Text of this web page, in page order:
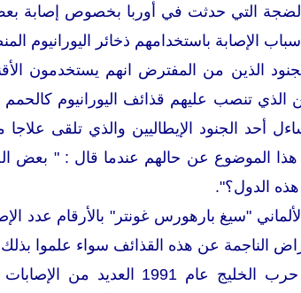
التي حدثت في أوربا بخصوص إصابة
الإصابة باستخدامهم ذخائر اليورانيوم
الذين من المفترض انهم يستخدمون
الذي تنصب عليهم قذائف اليورانيوم
أحد الجنود الإيطاليين والذي تلقى علاجا
هذا الموضوع عن حالهم عندما قال : " بعض
الدول؟".
"سيغ بارهورس غونتر" بالأرقام
الناجمة عن هذه القذائف سواء علموا بذلك
هذا وقد رصدت إثر حرب